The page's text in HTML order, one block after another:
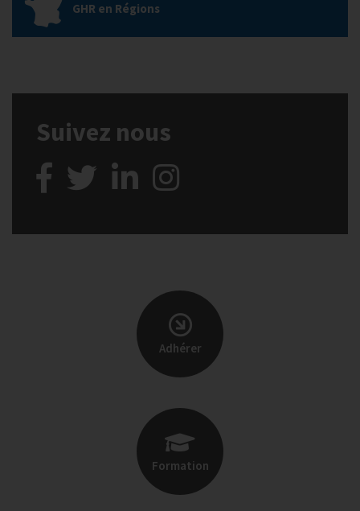
GHR en Régions
Suivez nous
Adhérer
Formation